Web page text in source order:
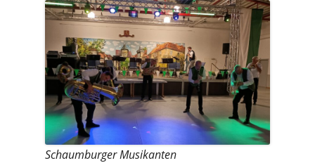
Schaumburger Musikanten